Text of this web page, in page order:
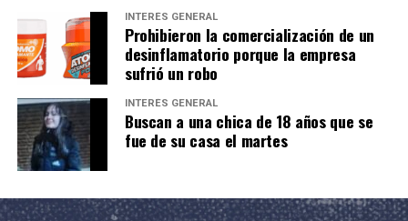
INTERÉS GENERAL
Prohibieron la comercialización de un
desinflamatorio porque la empresa
sufrió un robo
INTERÉS GENERAL
Buscan a una chica de 18 años que se
fue de su casa el martes